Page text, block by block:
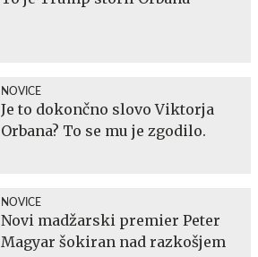
NOVICE
Je to dokončno slovo Viktorja
Orbana? To se mu je zgodilo.
NOVICE
Novi madžarski premier Peter
Magyar šokiran nad razkošjem